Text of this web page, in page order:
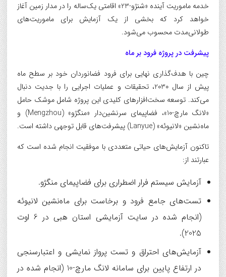
خدمه ماموریت آینده «شنژو-23» اقامتی یک‌ساله را در مدار زمین آغاز
خواهد کرد که بخشی از یک آزمایش برای ماموریت‌های
طولانی‌مدت محسوب می‌شود.
پیشرفت در پروژه فرود بر ماه
چین با هدف‌گذاری نهایی برای فرود فضانوردان خود بر سطح ماه
پیش از سال 2030، تحقیقات و عملیات اجرایی را با جدیت دنبال
می‌کند. توسعه سخت‌افزارهای کلیدی این پروژه شامل موشک حامل
«لانگ مارچ-10»، فضاپیمای سرنشین‌دار «منگژو» (Mengzhou) و
ماه‌نشین «لانیوئه» (Lanyue) پیشرفت‌های قابل توجهی داشته است.
تاکنون آزمایش‌های حیاتی متعددی با موفقیت انجام شده است که
عبارتند از:
آزمایش سیستم فرار اضطراری برای فضاپیمای منگژو.
تست‌های جامع فرود و برخاست برای ماه‌نشین لانیوئه
(انجام شده در سایت آزمایشی استان هبی در 6 اوت
2025).
آزمایش‌های احتراق و تست پرواز نمایشی و اعتبارسنجی
در ارتفاع پایین برای سامانه لانگ مارچ-10 (انجام شده در